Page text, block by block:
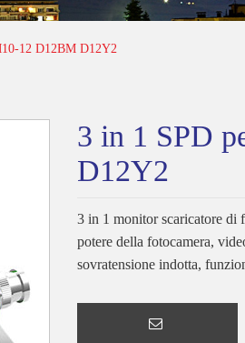
12 D12BM D12Y2
3 in 1 SPD
D12Y2
3 in 1 monitor scaricatore di
potere della fotocamera,
sovratensione indotta,